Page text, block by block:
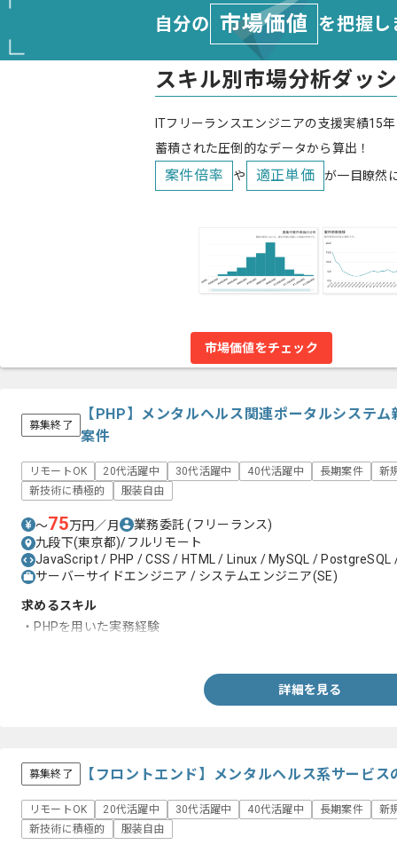
自分の 市場価値 を把握
スキル別市場分析ダッ
ITフリーランスエンジニアの支援実績15
蓄積された圧倒的なデータから算出！
案件倍率 や 適正単価 が一目瞭然
市場価値をチェック
募集終了
【PHP】メンタルヘルス関連ポータルシステ
案件
リモートOK 20代活躍中 30代活躍中 40代活躍中 長期案件
新
新技術に積極的
服装自由
〜75万円／月 業務委託(フリーランス)
九段下(東京都)/フルリモート
JavaScript / PHP / CSS / HTML / Linux / MySQL / PostgreSQL
サーバーサイドエンジニア / システムエンジニア(SE)
求めるスキル
・PHPを用いた実務経験
詳細を見る
募集終了 【フロントエンド】メンタルヘルス系サービ
リモートOK 20代活躍中 30代活躍中 40代活躍中 長期案件
新
新技術に積極的
服装自由